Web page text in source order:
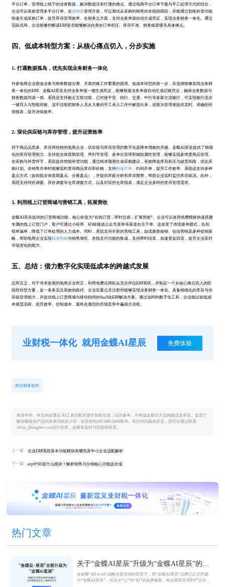
平台订单，管理线上线下的业务数据，解决数据没有打通的痛点。通过电商平台订单下载与手工处理方式的结合，
企业可以有效管理多平台订单。在进销存管理方面，可以测试从采购到销售的全链路跟踪，并能通过智能补货功能
快速生成采购订单，提升库存管理效率。在财务云方面，支持业务单据自动生成凭证，实现业务财务一体化。通过
实际试用，企业能够判断该ERP是否能够解决自身在订单积压、库存不准、财务核算慢等具体痛点。
四、低成本转型方案：从核心痛点切入，分步实施
1. 打通数据孤岛，优先实现业务财务一体化
许多电商企业面临业务与财务数据分离、月底对账工作繁重的困境。低成本转型的第一步，应选择能够实现业务财
务一体化的ERP。金蝶AI星辰支持业务单据一键生成凭证，能够根据业务单据自动生成记账凭证，确保业务数据与
财务数据同源一致。系统还支持银企互联功能，已对接平安、招行、交通、中行等多家主流银行，可实现银行流水
一键导入与智能对账。这不仅能把财务人员从大量的手工录入工作中解放出来，还能为管理者提供实时、准确的经
营报表，提升决策效率。
2. 深化供应链与库存管理，提升运营效率
对于商品品类多、库存周转快的电商企业，供应链与库存管理的数字化是降本增效的关键。金蝶AI星辰提供了精细
化的库存管理能力，支持批次保质期管理、序列号管理、多单位管理和辅助属性管理，能够实现多维度商品管理。
在采购与补货环节，系统提供智能补货功能，通过精准预测生成采购建议，有效降低库存积压与缺货风险，优化采
购计划。在销售开单时能够实时查询商品库存和价格，支持快速开单、扫码开单，提升工作效率。系统还支持多种
盘点方式（如按批次保质期盘点、分量盘点），并提供库龄分析和库存预警，帮助企业实时监控库存状况。此外，
系统支持同价调拨、异价调拨等仓库调拨方式，以及对应的仓库报表，满足企业多样的库存管理需求。
3. 利用线上订货商城与营销工具，拓展营收
金蝶AI星辰提供的订货商城功能，核心价值为“在线订货，即时交易，扩展营收”。企业可以使用免费模板快速搭建
专属的线上订货门户，客户可通过小程序、H5链接或公众号菜单等渠道自主下单。这改变了传统接单模式，告别
错单漏单，降低了订单处理的人力成本。同时，系统支持丰富的营销工具，如优惠券核销、短信营销及多种促销策
略，帮助电商企业实现精准营销与销售增长。在线支付功能的集成，支持即时结算，加速资金回流，提升企业应对
市场变化的能力。
五、总结：借力数字化实现低成本的跨越式发展
总而言之，对于寻求发展的电商企业而言，利用免费试用机会充分评估ERP系统，并制定一个从核心痛点切入的阶
段性转型方案，是一条务实且高效的路径。企业应重点关注那些能够实现业务财务一体化、具备精细化的库存与供
应链管理能力，并提供线上订货商城与移动协同的SaaS化ERP解决方案。通过这样的数字化工具，企业能以较低成
本规范流程、提升效率、控制成本，最终在激烈的市场竞争中赢得主动权。
业财税一体化 就用金蝶AI星辰 免费体验
商业财务软件
免责申明：本文内容通过 AI工具匹配关键字智能生成，仅供参考，不构成金蝶官方选购建议及承诺。如需了
解金蝶相关产品的具体功能及介绍，欢迎致电400-880-5666垂询。有任何问题或意见，您可以通过联系
olivia_@kingdee.com进行反馈，金蝶将及时与您取得联系。
上一篇：企业ERP系统基本功能模块有哪些及中小企业适配解析
下一篇：erp中SD是什么模块？解析销售与分销核心功能及价值
热门文章
关于“金蝶AI星辰”升级为“金蝶AI星辰”的官
方公告
在金蝶“All in AI”战略全面启动的背景下，原“金蝶AI星辰”品牌已正式升级
为“金蝶AI星辰”。此次从“云”到“AI”的品牌焕新，标志着星辰系列产品全面